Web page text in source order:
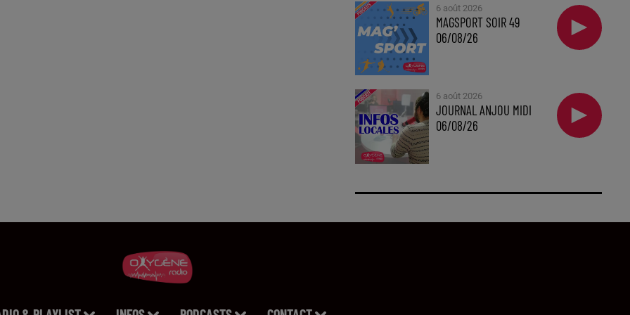
6 août 2026
MAGSPORT SOIR 49
06/08/26
6 août 2026
JOURNAL ANJOU MIDI
06/08/26